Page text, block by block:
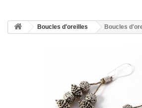
Boucles d'oreilles Boucles